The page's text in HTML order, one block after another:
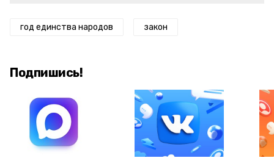
год единства народов закон
Подпишись!